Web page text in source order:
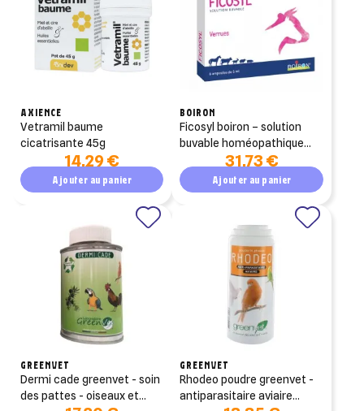
AXIENCE
vetramil baume
cicatrisante 45g
14,29 €
Ajouter au panier
BOIRON
ficosyl boiron – solution
buvable homéopathique
vétérinaire31,73 €
Ajouter au panier
GREENVET
dermi cade greenvet - soin
des pattes - oiseaux et
GREENVET
rhodeo poudre greenvet -
antiparasitaire aviaire